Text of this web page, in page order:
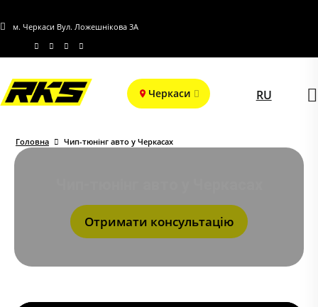
м. Черкаси Вул. Ложешнікова 3А
Черкаси RU
Головна Чип-тюнінг авто у Черкасах
Отримати консультацію